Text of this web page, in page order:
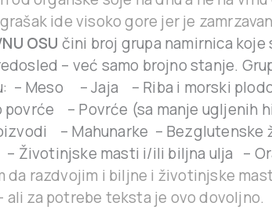
ide visoko gore jer je
OSU čini broj grupa namirnica
– već samo brojno stanje.
– Meso – Jaja – Riba i morski
povrće – Povrće (sa manje ugljenih
– Mahunarke – Bezglutenske
Životinjske masti i/ili biljna ulja –
da razdvojim i biljne i životinjske
ali za potrebe teksta je ovo dovoljno.